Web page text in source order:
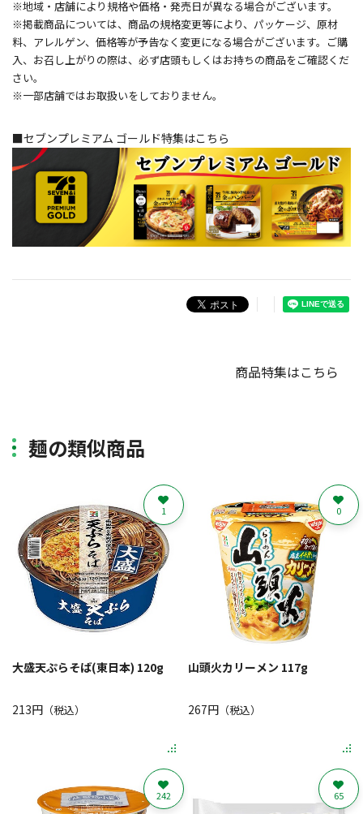
※地域・店舗により規格や価格・発売日が異なる場合がございます。
※掲載商品については、商品の規格変更等により、パッケージ、原材
料、アレルゲン、価格等が予告なく変更になる場合がございます。ご購
入、お召し上がりの際は、必ず店頭もしくはお持ちの商品をご確認くだ
さい。
※一部店舗ではお取扱いをしておりません。
■セブンプレミアム ゴールド特集はこちら
商品特集はこちら
麺の類似商品
大盛天ぷらそば(東日本) 120g
213円 （税込）
1
山頭火カリーメン 117g
267円（税込）
0
242 65